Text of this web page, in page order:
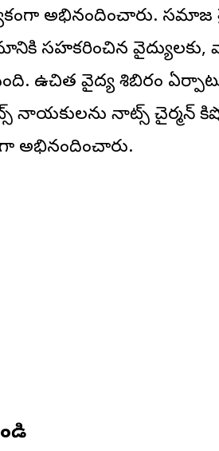
అభినందించారు.
సహకరించిన వైద్యులకు,
ఉచిత వైద్య శిబిరం
నాయకులను నాట్స్ చైర్మన్
అభినందించారు.